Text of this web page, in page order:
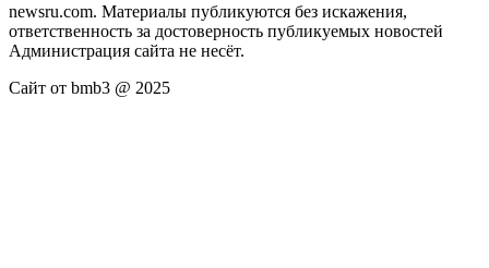
newsru.com. Материалы публикуются без искажения,
ответственность за достоверность публикуемых новостей
Администрация сайта не несёт.
Сайт от bmb3 @ 2025